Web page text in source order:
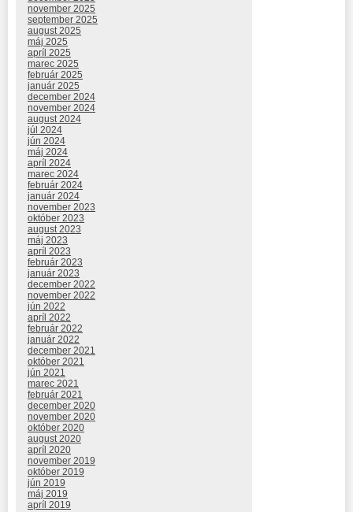
november 2025
september 2025
august 2025
máj 2025
apríl 2025
marec 2025
február 2025
január 2025
december 2024
november 2024
august 2024
júl 2024
jún 2024
máj 2024
apríl 2024
marec 2024
február 2024
január 2024
november 2023
október 2023
august 2023
máj 2023
apríl 2023
február 2023
január 2023
december 2022
november 2022
jún 2022
apríl 2022
február 2022
január 2022
december 2021
október 2021
jún 2021
marec 2021
február 2021
december 2020
november 2020
október 2020
august 2020
apríl 2020
november 2019
október 2019
jún 2019
máj 2019
apríl 2019